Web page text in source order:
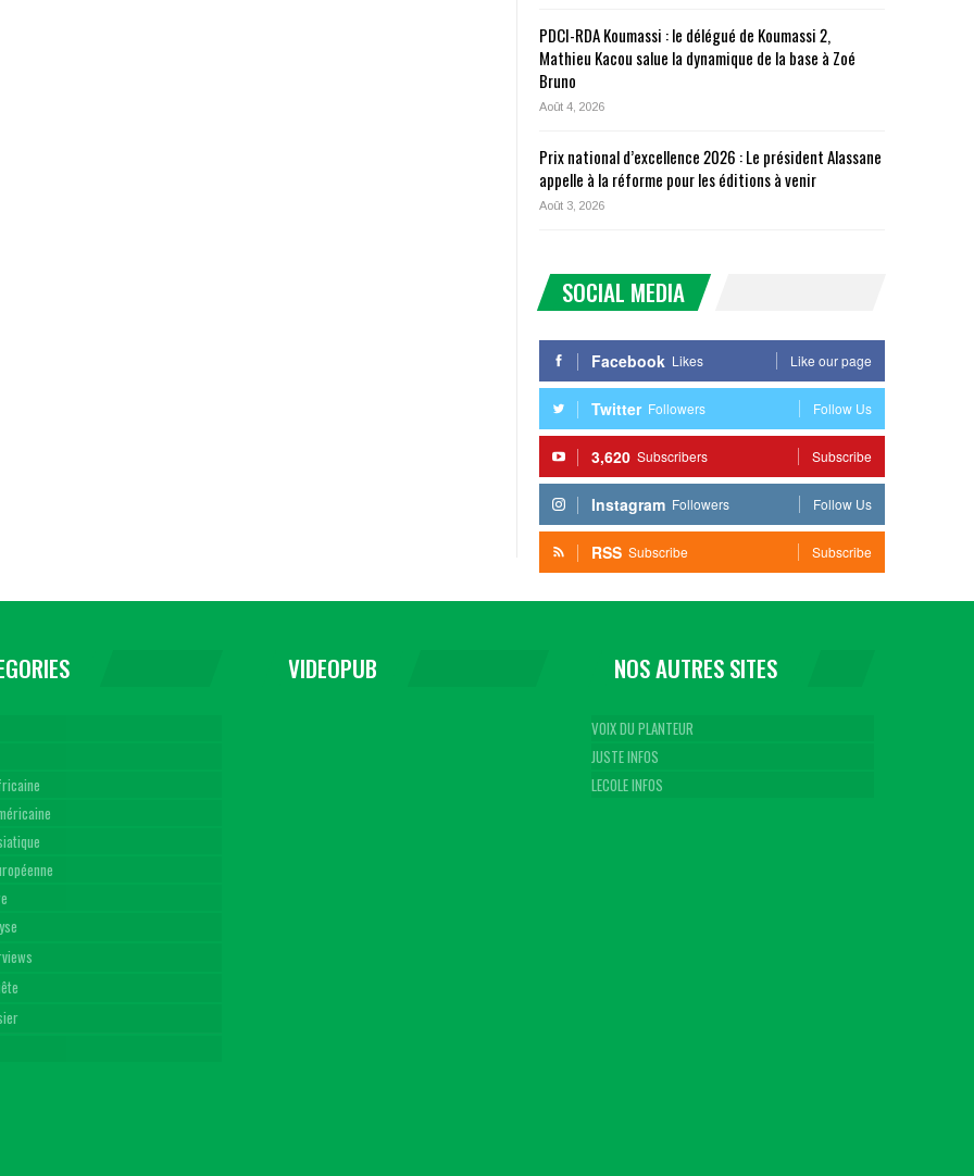
PDCI-RDA Koumassi : le délégué de Koumassi 2,
Mathieu Kacou salue la dynamique de la base à Zoé
Bruno
Août 4, 2026
Prix national d’excellence 2026 : Le président Alassane
appelle à la réforme pour les éditions à venir
Août 3, 2026
SOCIAL MEDIA
Facebook Likes Like our page
Twitter Followers Follow Us
3,620 Subscribers Subscribe
Instagram Followers Follow Us
RSS Subscribe Subscribe
VIDEOPUB NOS AUTRES SITES
VOIX DU PLANTEUR
JUSTE INFOS
LECOLE INFOS